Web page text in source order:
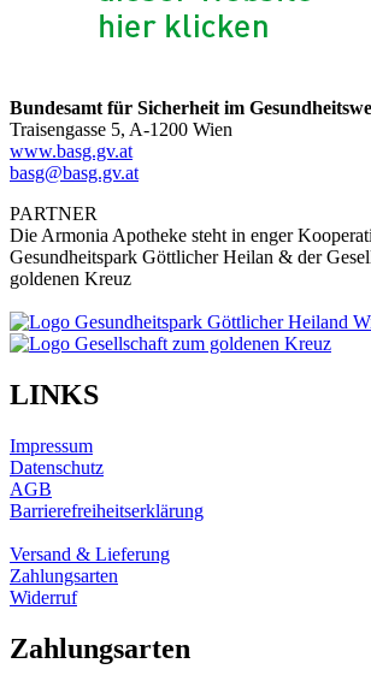
Bundesamt für Sicherheit im
Traisengasse 5, A-1200 Wien
www.basg.gv.at
basg@basg.gv.at
PARTNER
Die Armonia Apotheke steht in enger
Gesundheitspark Göttlicher Heilan & der
goldenen Kreuz
LINKS
Impressum
Datenschutz
AGB
Barrierefreiheitserklärung
Versand & Lieferung
Zahlungsarten
Widerruf
Zahlungsarten